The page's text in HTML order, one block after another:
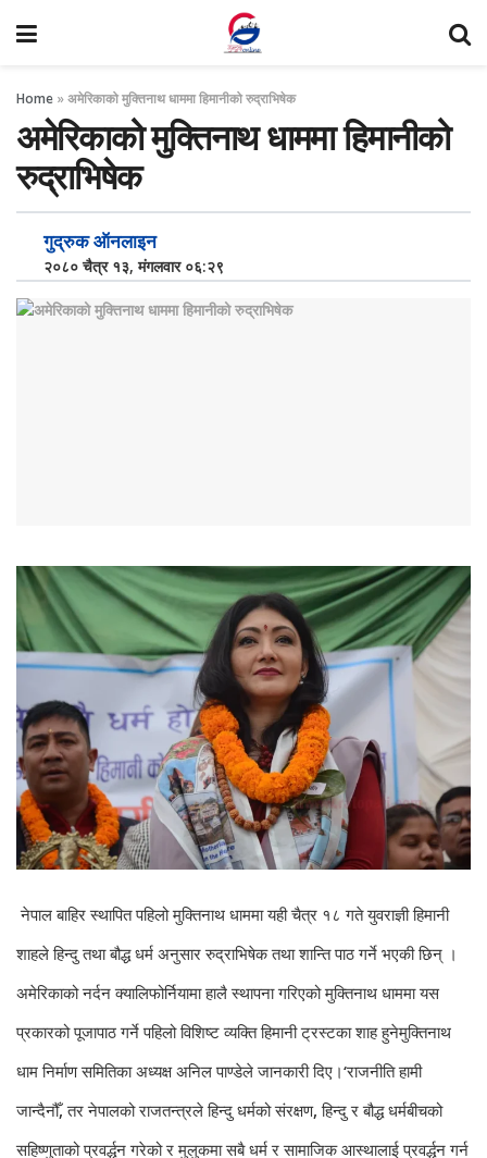
Home »अमेरिकाको मुक्तिनाथ धाममा हिमानीको रुद्राभिषेक
अमेरिकाको मुक्तिनाथ धाममा हिमानीको
रुद्राभिषेक
गुद्रुक ऑनलाइन
२०८० चैत्र १३, मंगलवार ०६:२९
नेपाल बाहिर स्थापित पहिलो मुक्तिनाथ धाममा यही चैत्र १८ गते युवराज्ञी हिमानी
शाहले हिन्दु तथा बौद्ध धर्म अनुसार रुद्राभिषेक तथा शान्ति पाठ गर्ने भएकी छिन् ।
अमेरिकाको नर्दन क्यालिफोर्नियामा हालै स्थापना गरिएको मुक्तिनाथ धाममा यस
प्रकारको पूजापाठ गर्ने पहिलो विशिष्ट व्यक्ति हिमानी ट्रस्टका शाह हुनेमुक्तिनाथ
धाम निर्माण समितिका अध्यक्ष अनिल पाण्डेले जानकारी दिए।‘राजनीति हामी
जान्दैनौँ, तर नेपालको राजतन्त्रले हिन्दु धर्मको संरक्षण, हिन्दु र बौद्ध धर्मबीचको
सहिष्णुताको प्रवर्द्धन गरेको र मुलुकमा सबै धर्म र सामाजिक आस्थालाई प्रवर्द्धन गर्न